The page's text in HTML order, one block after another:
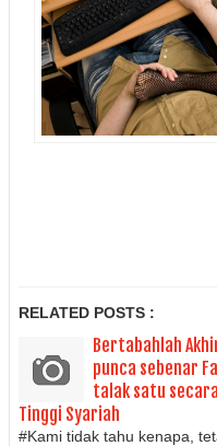
RELATED POSTS :
Bertabahlah
punca sebenar
talak satu
Tinggi Syariah
#Kami tidak tahu kenapa,